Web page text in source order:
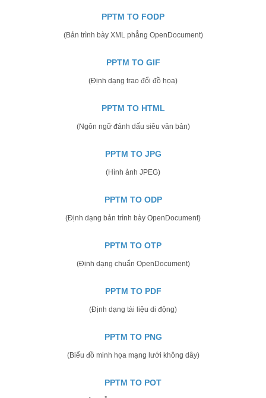
PPTM TO FODP
(Bản trình bày XML phẳng OpenDocument)
PPTM TO GIF
(Định dạng trao đổi đồ họa)
PPTM TO HTML
(Ngôn ngữ đánh dấu siêu văn bản)
PPTM TO JPG
(Hình ảnh JPEG)
PPTM TO ODP
(Định dạng bản trình bày OpenDocument)
PPTM TO OTP
(Định dạng chuẩn OpenDocument)
PPTM TO PDF
(Định dạng tài liệu di động)
PPTM TO PNG
(Biểu đồ minh họa mạng lưới không dây)
PPTM TO POT